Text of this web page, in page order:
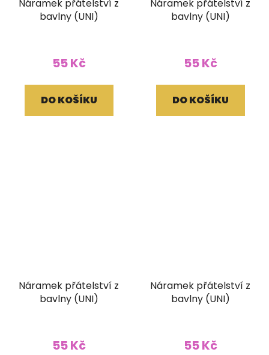
Náramek přátelství z
bavlny (UNI)
55 Kč
DO KOŠÍKU
Náramek přátelství z
bavlny (UNI)
55 Kč
DO KOŠÍKU
Náramek přátelství z
bavlny (UNI)
55 Kč
Náramek přátelství z
bavlny (UNI)
55 Kč